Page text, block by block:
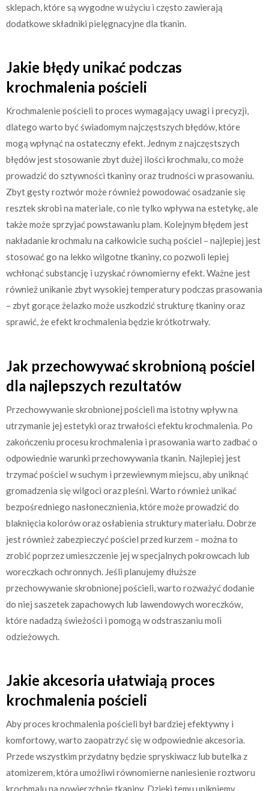
sklepach, które są wygodne w użyciu i często zawierają
dodatkowe składniki pielęgnacyjne dla tkanin.
Jakie błędy unikać podczas
krochmalenia pościeli
Krochmalenie pościeli to proces wymagający uwagi i precyzji,
dlatego warto być świadomym najczęstszych błędów, które
mogą wpłynąć na ostateczny efekt. Jednym z najczęstszych
błędów jest stosowanie zbyt dużej ilości krochmalu, co może
prowadzić do sztywności tkaniny oraz trudności w prasowaniu.
Zbyt gęsty roztwór może również powodować osadzanie się
resztek skrobi na materiale, co nie tylko wpływa na estetykę, ale
także może sprzyjać powstawaniu plam. Kolejnym błędem jest
nakładanie krochmalu na całkowicie suchą pościel – najlepiej jest
stosować go na lekko wilgotne tkaniny, co pozwoli lepiej
wchłonąć substancję i uzyskać równomierny efekt. Ważne jest
również unikanie zbyt wysokiej temperatury podczas prasowania
– zbyt gorące żelazko może uszkodzić strukturę tkaniny oraz
sprawić, że efekt krochmalenia będzie krótkotrwały.
Jak przechowywać skrobnioną pościel
dla najlepszych rezultatów
Przechowywanie skrobnionej pościeli ma istotny wpływ na
utrzymanie jej estetyki oraz trwałości efektu krochmalenia. Po
zakończeniu procesu krochmalenia i prasowania warto zadbać o
odpowiednie warunki przechowywania tkanin. Najlepiej jest
trzymać pościel w suchym i przewiewnym miejscu, aby uniknąć
gromadzenia się wilgoci oraz pleśni. Warto również unikać
bezpośredniego nasłonecznienia, które może prowadzić do
blaknięcia kolorów oraz osłabienia struktury materiału. Dobrze
jest również zabezpieczyć pościel przed kurzem – można to
zrobić poprzez umieszczenie jej w specjalnych pokrowcach lub
woreczkach ochronnych. Jeśli planujemy dłuższe
przechowywanie skrobnionej pościeli, warto rozważyć dodanie
do niej saszetek zapachowych lub lawendowych woreczków,
które nadadzą świeżości i pomogą w odstraszaniu moli
odzieżowych.
Jakie akcesoria ułatwiają proces
krochmalenia pościeli
Aby proces krochmalenia pościeli był bardziej efektywny i
komfortowy, warto zaopatrzyć się w odpowiednie akcesoria.
Przede wszystkim przydatny będzie spryskiwacz lub butelka z
atomizerem, która umożliwi równomierne naniesienie roztworu
krochmalu na powierzchnię tkaniny. Dzięki temu unikniemy